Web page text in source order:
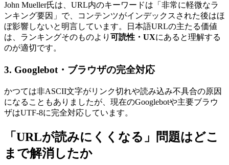
John Mueller氏は、URL内のキーワードは「非常に軽微なラ
ンキング要因」で、コンテンツがインデックスされた後はほ
ぼ影響しないと明言しています。日本語URLの主たる価値
は、ランキングそのものより 可読性・UXにあると理解する
のが適切です。
3. Googlebot・ブラウザの完全対応
かつては非ASCII文字がリンク切れや読み込み不具合の原因
になることもありましたが、現在のGooglebotや主要ブラウ
ザはUTF-8に完全対応しています。
「URLが読みにくくなる」問題はどこ
まで解消したか